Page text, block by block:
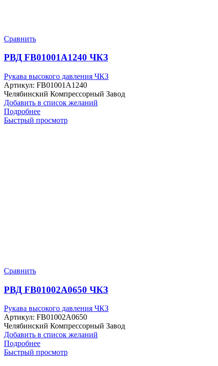
Сравнить
РВД FB01001A1240 ЧКЗ
Рукава высокого давления ЧКЗ
Артикул: FB01001A1240
Челябинский Компрессорный Завод
Добавить в список желаний
Подробнее
Быстрый просмотр
Сравнить
РВД FB01002A0650 ЧКЗ
Рукава высокого давления ЧКЗ
Артикул: FB01002A0650
Челябинский Компрессорный Завод
Добавить в список желаний
Подробнее
Быстрый просмотр